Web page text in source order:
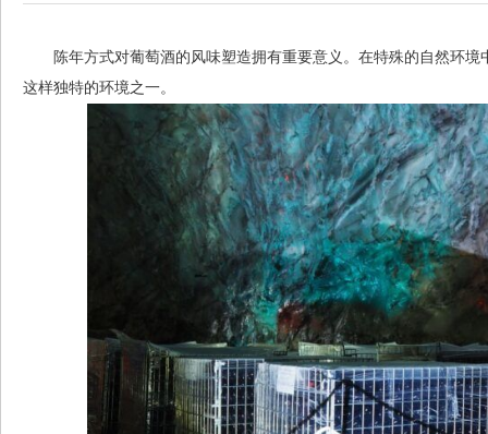
陈年方式对葡萄酒的风味塑造拥有重要意义。在特殊的自然环境
这样独特的环境之一。